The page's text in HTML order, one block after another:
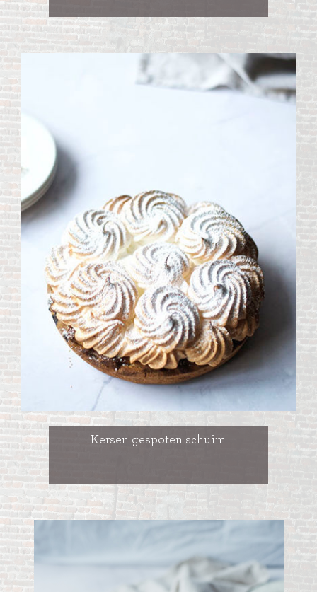
Kersen gespoten schuim